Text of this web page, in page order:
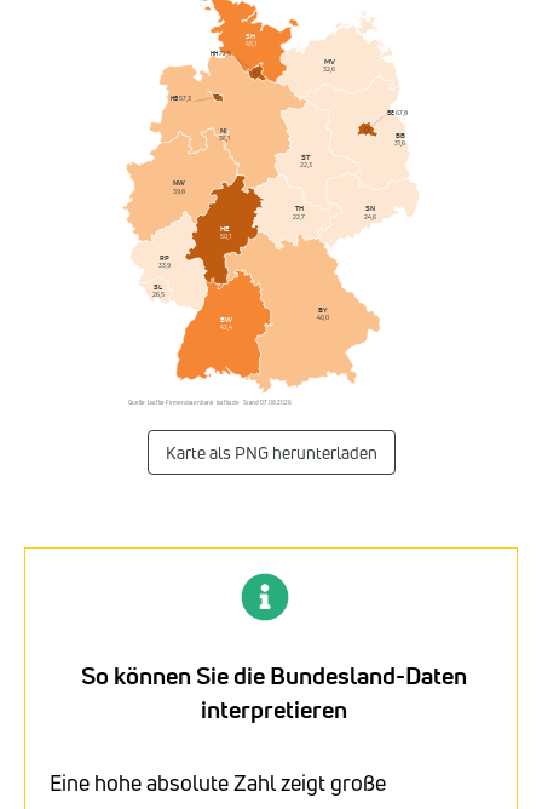
BW
42,4
BY
40,0
BB
31,6
HE
50,1
MV
32,6
NI
36,1
NW
39,8
RP
33,9
SL
26,5
ST
22,3
SN
24,6
SH
45,1
TH
22,7
BE67,8
HB57,3
HH72,5
Quelle: Listflix-Firmendatenbank · listflix.de · Stand 07.08.2026
Karte als PNG herunterladen
So können Sie die Bundesland-Daten
interpretieren
Eine hohe absolute Zahl zeigt große